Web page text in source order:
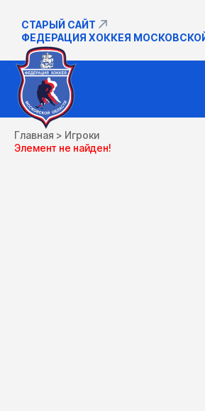
СТАРЫЙ САЙТ
ФЕДЕРАЦИЯ ХОККЕЯ
Главная > Игроки
Элемент не найден!